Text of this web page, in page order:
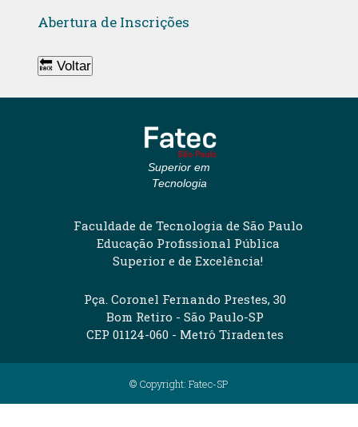
Abertura de Inscrições
🔙 Voltar
Superior em
Tecnologia
Faculdade de Tecnologia de São Paulo
Educação Profissional Pública
Superior e de Excelência!
Pça. Coronel Fernando Prestes, 30
Bom Retiro - São Paulo-SP
CEP 01124-060 - Metrô Tiradentes
© Copyright: Fatec-SP